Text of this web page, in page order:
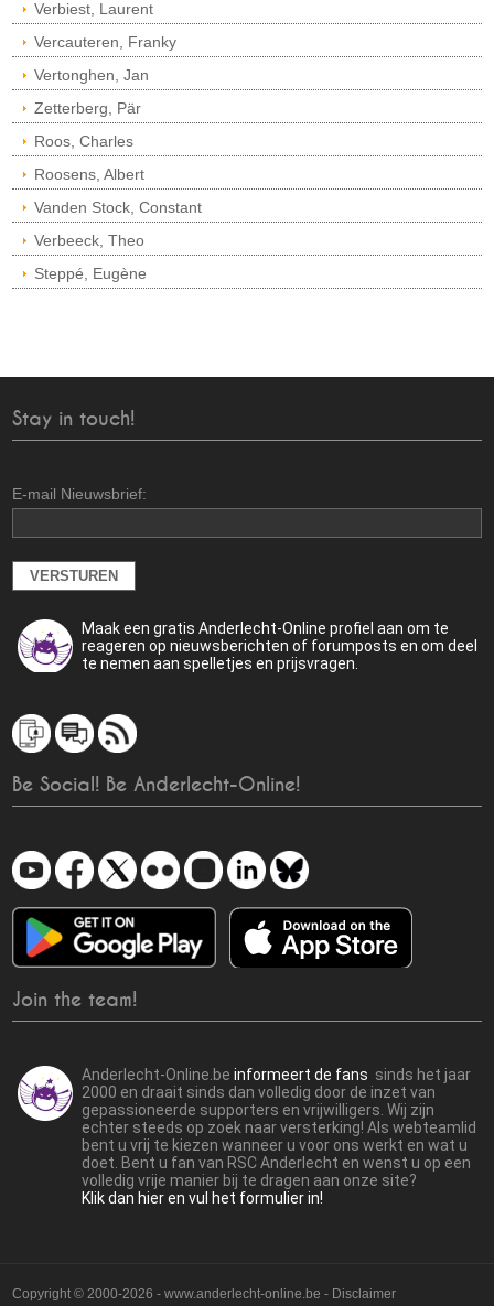
Verbiest, Laurent
Vercauteren, Franky
Vertonghen, Jan
Zetterberg, Pär
Roos, Charles
Roosens, Albert
Vanden Stock, Constant
Verbeeck, Theo
Steppé, Eugène
Stay in touch!
E-mail Nieuwsbrief:
Maak een gratis Anderlecht-Online profiel aan om te
reageren op nieuwsberichten of forumposts en om deel
te nemen aan spelletjes en prijsvragen.
Be Social! Be Anderlecht-Online!
Join the team!
Anderlecht-Online.beinformeert de fans sinds het jaar
2000 en draait sinds dan volledig door de inzet van
gepassioneerde supporters en vrijwilligers. Wij zijn
echter steeds op zoek naar versterking! Als webteamlid
bent u vrij te kiezen wanneer u voor ons werkt en wat u
doet. Bent u fan van RSC Anderlecht en wenst u op een
volledig vrije manier bij te dragen aan onze site?
Klik dan hier en vul het formulier in!
Copyright © 2000-2026 - www.anderlecht-online.be - Disclaimer